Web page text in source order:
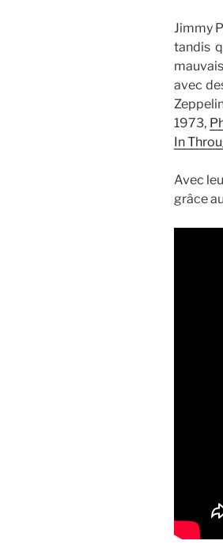
Jimmy
tandis
avec
1973,
In
Avec
grâce